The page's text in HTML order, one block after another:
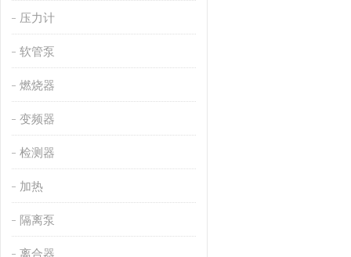
压力计
软管泵
燃烧器
变频器
检测器
加热
隔离泵
离合器